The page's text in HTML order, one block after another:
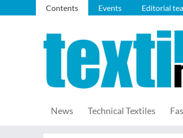
Contents Events Editorial
News Technical Textiles